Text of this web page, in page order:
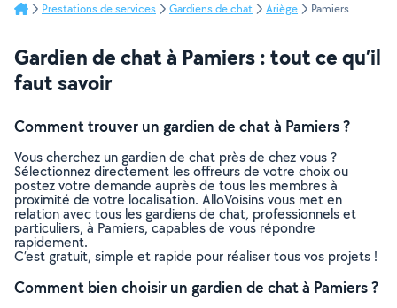
Prestations de services Gardiens de chat Ariège Pamiers
Gardien de chat à Pamiers : tout ce qu’il
faut savoir
Comment trouver un gardien de chat à Pamiers ?
Vous cherchez un gardien de chat près de chez vous ?
Sélectionnez directement les offreurs de votre choix ou
postez votre demande auprès de tous les membres à
proximité de votre localisation. AlloVoisins vous met en
relation avec tous les gardiens de chat, professionnels et
particuliers, à Pamiers, capables de vous répondre
rapidement.
C’est gratuit, simple et rapide pour réaliser tous vos projets !
Comment bien choisir un gardien de chat à Pamiers ?